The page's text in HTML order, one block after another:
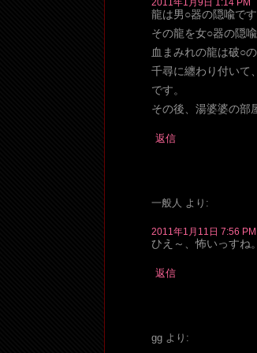
2011年1月9日 1:14 PM
龍は男○器の隠喩です
その龍を女○器の隠
血まみれの龍は破○
千尋に纏わり付いて
です。
その後、湯婆婆の部
返信
一般人 より:
2011年1月11日 7:56 PM
ひえ～、怖いっすね。
返信
gg より: